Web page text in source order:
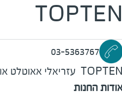
TOPTEN
03-5363767
TOPTEN עזריאלי אאוטלט
החנות